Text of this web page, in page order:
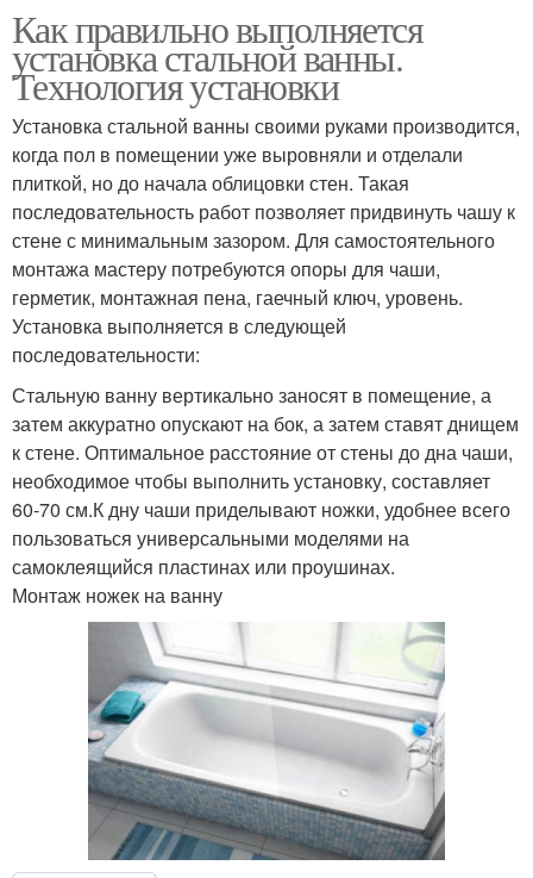
Как правильно выполняется
установка стальной ванны.
Технология установки
Установка стальной ванны своими руками производится,
когда пол в помещении уже выровняли и отделали
плиткой, но до начала облицовки стен. Такая
последовательность работ позволяет придвинуть чашу к
стене с минимальным зазором. Для самостоятельного
монтажа мастеру потребуются опоры для чаши,
герметик, монтажная пена, гаечный ключ, уровень.
Установка выполняется в следующей
последовательности:
Стальную ванну вертикально заносят в помещение, а
затем аккуратно опускают на бок, а затем ставят днищем
к стене. Оптимальное расстояние от стены до дна чаши,
необходимое чтобы выполнить установку, составляет
60-70 см.К дну чаши приделывают ножки, удобнее всего
пользоваться универсальными моделями на
самоклеящийся пластинах или проушинах.
Монтаж ножек на ванну